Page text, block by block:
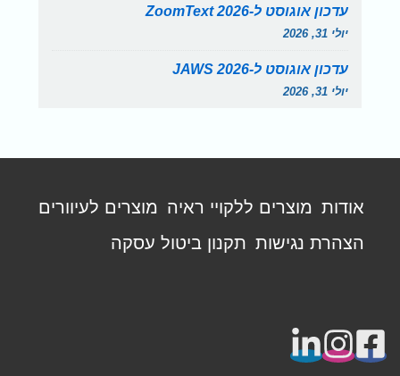
עדכון אוגוסט ל-ZoomText 2026
יולי 31, 2026
עדכון אוגוסט ל-JAWS 2026
יולי 31, 2026
תפריט
פוטר
אודות מוצרים ללקויי ראיה מוצרים לעיוורים
הצהרת נגישות תקנון ביטול עסקה